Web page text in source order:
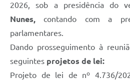
2026, sob a presidência do
Nunes, contando com a
parlamentares.
Dando prosseguimento à
seguintes projetos de lei:
Projeto de lei de nº 4.736/